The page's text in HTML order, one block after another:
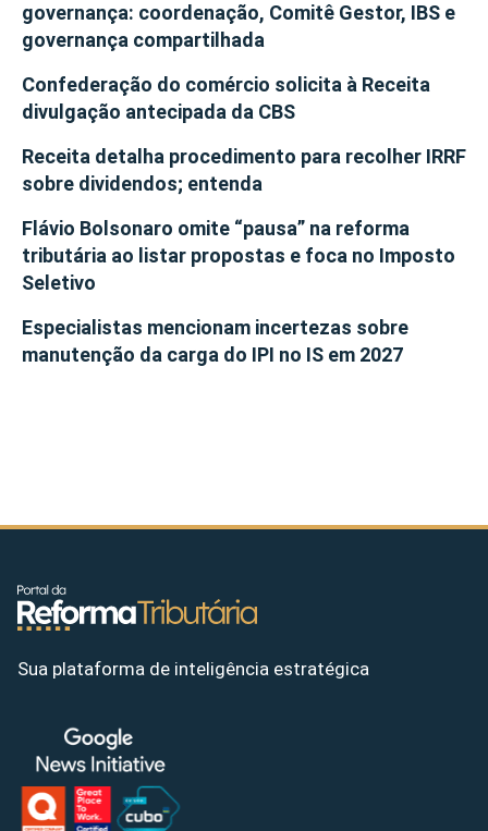
governança: coordenação, Comitê Gestor, IBS e
governança compartilhada
Confederação do comércio solicita à Receita
divulgação antecipada da CBS
Receita detalha procedimento para recolher IRRF
sobre dividendos; entenda
Flávio Bolsonaro omite “pausa” na reforma
tributária ao listar propostas e foca no Imposto
Seletivo
Especialistas mencionam incertezas sobre
manutenção da carga do IPI no IS em 2027
Sua plataforma de inteligência estratégica